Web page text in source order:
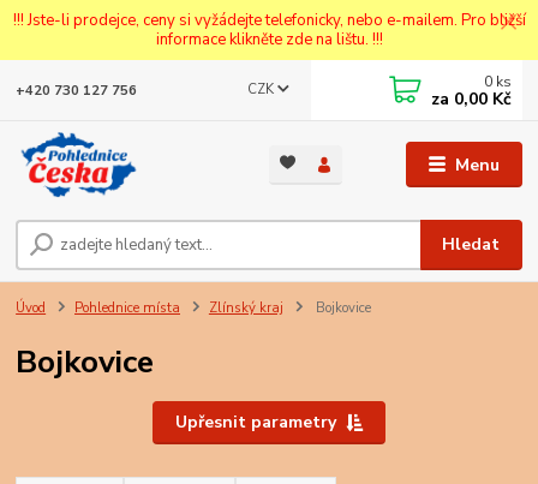
!!! Jste-li prodejce, ceny si vyžádejte telefonicky, nebo e-mailem. Pro bližší
informace klikněte zde na lištu. !!!
Menu
CZK
Hledat
+420 730 127 756 0 ks
za 0,00 Kč
Úvod Pohlednice místa Zlínský kraj Bojkovice
Bojkovice
Upřesnit parametry